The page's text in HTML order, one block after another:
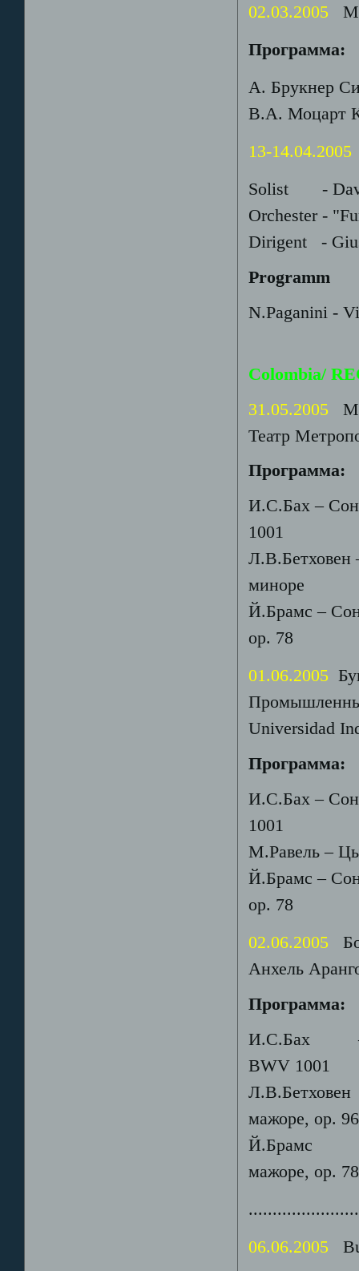
02.03.2005
Программа:
А. Брукнер
В.А. Моцарт
13-14.04.2005
Solist -
Orchester -
Dirigent -
Programm
N.Paganini -
Colombia/
31.05.2005
Театр
Программа:
И.С.Бах –
1001
Л.В.Бетховен
миноре
Й.Брамс –
ор. 78
01.06.2005
Universidad
Программа:
И.С.Бах –
1001
М.Равель –
Й.Брамс –
ор. 78
02.06.2005
Анхель
Программа:
И.С.Бах –
BWV 1001
Л.В.Бетховен
мажоре, ор. 96
Й.Брамс -
мажоре, ор. 78
06.06.2005